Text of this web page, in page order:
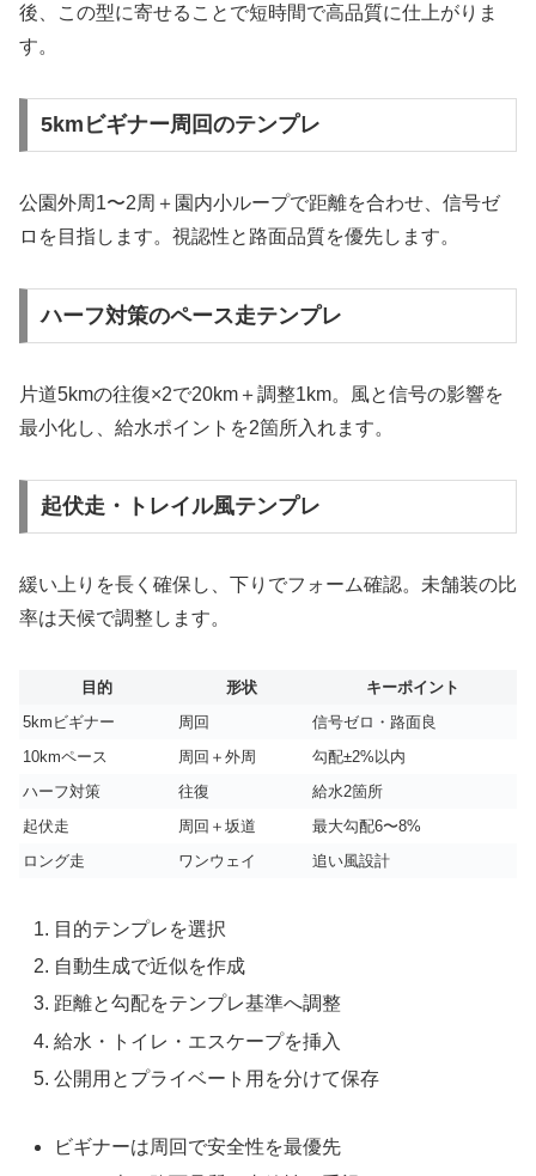
後、この型に寄せることで短時間で高品質に仕上がりま
す。
5kmビギナー周回のテンプレ
公園外周1〜2周＋園内小ループで距離を合わせ、信号ゼ
ロを目指します。視認性と路面品質を優先します。
ハーフ対策のペース走テンプレ
片道5kmの往復×2で20km＋調整1km。風と信号の影響を
最小化し、給水ポイントを2箇所入れます。
起伏走・トレイル風テンプレ
緩い上りを長く確保し、下りでフォーム確認。未舗装の比
率は天候で調整します。
目的 形状
キーポイント
5kmビギナー
周回
信号ゼロ・路面良
10kmペース
周回＋外周
勾配±2%以内
ハーフ対策
往復
給水2箇所
起伏走
周回＋坂道
最大勾配6〜8%
ロング走
ワンウェイ 追い風設計
目的テンプレを選択
自動生成で近似を作成
距離と勾配をテンプレ基準へ調整
給水・トイレ・エスケープを挿入
公開用とプライベート用を分けて保存
ビギナーは周回で安全性を最優先